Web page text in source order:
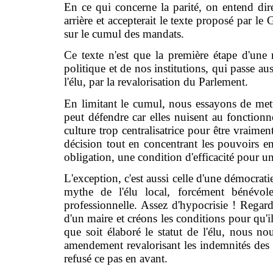
En ce qui concerne la parité, on entend
arrière et accepterait le texte proposé par le
sur le cumul des mandats.
Ce texte n'est que la première étape
politique et de nos institutions, qui passe
l'élu, par la revalorisation du Parlement.
En limitant le cumul, nous essayons de
peut défendre car elles nuisent au
culture trop centralisatrice pour être
décision tout en concentrant les pouvoirs
obligation, une condition d'efficacité pour
L'exception, c'est aussi celle d'une
mythe de l'élu local, forcément
professionnelle. Assez d'hypocrisie !
d'un maire et créons les conditions pour
que soit élaboré le statut de l'élu, nous
amendement revalorisant les indemnités
refusé ce pas en avant.